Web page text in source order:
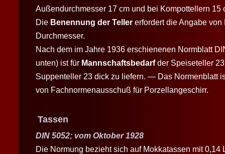
Außendurchmesser 17 cm und bei Kompottellern 15
Die Benennung der Teller erfordert die Angabe von
Durchmesser.
Nach dem im Jahre 1936 erschienenen Normblatt
unten) ist für Mannschaftsbedarfder Speiseteller
Suppenteller 23 dick zu liefern. — Das Normenblatt
von Fachnormenausschuß für Porzellangeschirr.
Tassen
DIN 5052; vom Oktober 1928
Die Normung bezieht sich auf Mokkatassen mit 0,14